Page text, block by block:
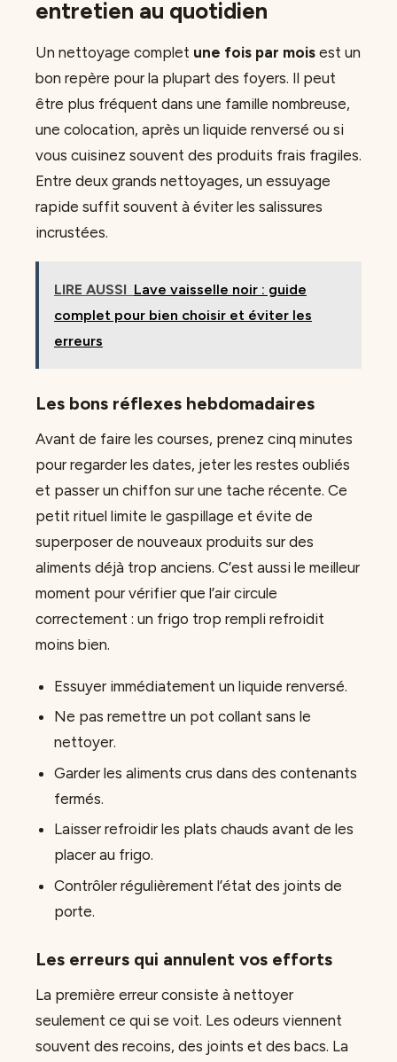
entretien au quotidien
Un nettoyage complet une fois par mois est un
bon repère pour la plupart des foyers. Il peut
être plus fréquent dans une famille nombreuse,
une colocation, après un liquide renversé ou si
vous cuisinez souvent des produits frais fragiles.
Entre deux grands nettoyages, un essuyage
rapide suffit souvent à éviter les salissures
incrustées.
LIRE AUSSI Lave vaisselle noir : guide
complet pour bien choisir et éviter les
erreurs
Les bons réflexes hebdomadaires
Avant de faire les courses, prenez cinq minutes
pour regarder les dates, jeter les restes oubliés
et passer un chiffon sur une tache récente. Ce
petit rituel limite le gaspillage et évite de
superposer de nouveaux produits sur des
aliments déjà trop anciens. C’est aussi le meilleur
moment pour vérifier que l’air circule
correctement : un frigo trop rempli refroidit
moins bien.
Essuyer immédiatement un liquide renversé.
Ne pas remettre un pot collant sans le
nettoyer.
Garder les aliments crus dans des contenants
fermés.
Laisser refroidir les plats chauds avant de les
placer au frigo.
Contrôler régulièrement l’état des joints de
porte.
Les erreurs qui annulent vos efforts
La première erreur consiste à nettoyer
seulement ce qui se voit. Les odeurs viennent
souvent des recoins, des joints et des bacs. La